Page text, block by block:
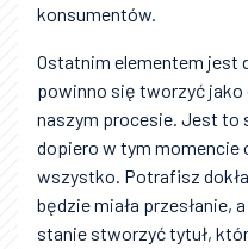
konsumentów.
Ostatnim elementem jest
powinno się tworzyć jako
naszym procesie. Jest to
dopiero w tym
wszystko. Potrafisz
będzie miała przesłanie,
stanie stworzyć tytuł,